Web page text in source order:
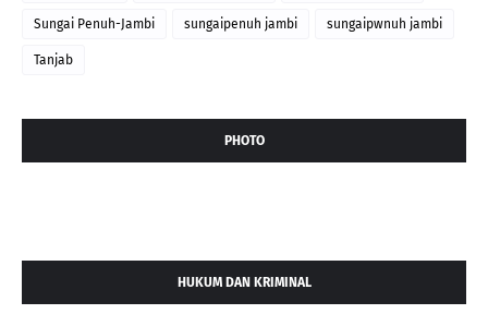
Sungai Penuh-Jambi sungaipenuh jambi sungaipwnuh jambi
Tanjab
PHOTO
HUKUM DAN KRIMINAL